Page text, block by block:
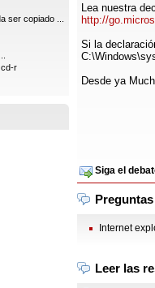
ser copiado ...
cd-r
Lea nuestra
http://
Si la
Desde ya
Siga el
Internet
Leer las